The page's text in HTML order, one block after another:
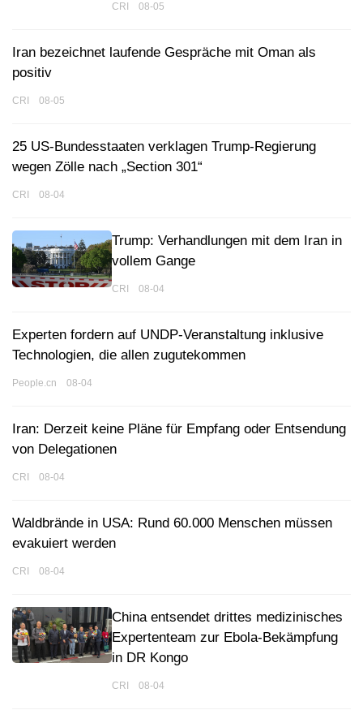
CRI 08-05
Iran bezeichnet laufende Gespräche mit Oman als
positiv
CRI 08-05
25 US-Bundesstaaten verklagen Trump-Regierung
wegen Zölle nach „Section 301“
CRI 08-04
Trump: Verhandlungen mit dem Iran in
vollem Gange
CRI 08-04
Experten fordern auf UNDP-Veranstaltung inklusive
Technologien, die allen zugutekommen
People.cn 08-04
Iran: Derzeit keine Pläne für Empfang oder Entsendung
von Delegationen
CRI 08-04
Waldbrände in USA: Rund 60.000 Menschen müssen
evakuiert werden
CRI 08-04
China entsendet drittes medizinisches
Expertenteam zur Ebola-Bekämpfung
in DR Kongo
CRI 08-04